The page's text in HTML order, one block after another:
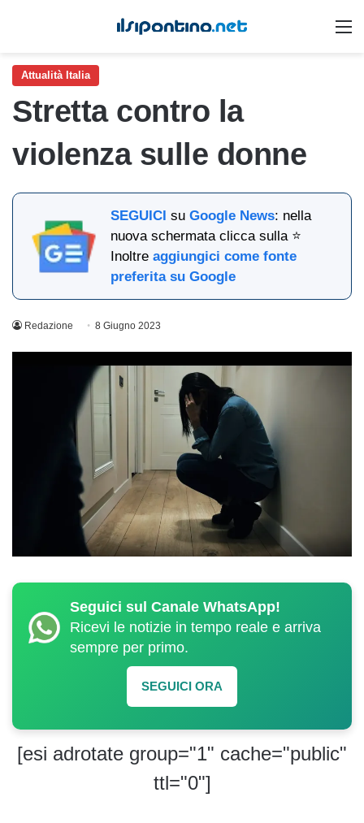
Attualità Italia
Stretta contro la
violenza sulle donne
SEGUICI suGoogle News: nella
nuova schermata clicca sulla ⭐
Inoltreaggiungici come fonte
preferita su Google
Redazione 8 Giugno 2023
Seguici sul Canale WhatsApp!
Ricevi le notizie in tempo reale e arriva
sempre per primo.
SEGUICI ORA
[esi adrotate group="1" cache="public"
ttl="0"]